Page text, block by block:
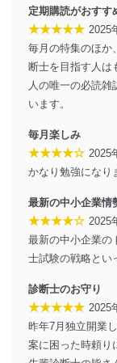
送信す
設定し
個人情報保護
当社は、内部
じて、個人
善し、常に最
苦情及び相談
貴殿の個人情
絡ください。
適切、かつ迅
株式会社富
係
FAX：03-
e-mail：
改訂：2025年
制定：2005年
定期購読がおすす
★★★★★ 2025
毎月の特集のほか
断士を目指す人は
人の唯一の必読
います。
毎月楽しみ
★★★★☆ 2025
かなり勉強になり
最新の中小企業情
★★★★☆ 2025
最新の中小企業の
士試験の戦略とい
診断士のお守り
★★★★★ 2025
昨年7月独立開業
案に困った時頼り